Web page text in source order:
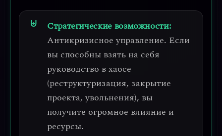
Стратегические возможности:
Антикризисное управление. Если
вы способны взять на себя
руководство в хаосе
(реструктуризация, закрытие
проекта, увольнения), вы
получите огромное влияние и
ресурсы.